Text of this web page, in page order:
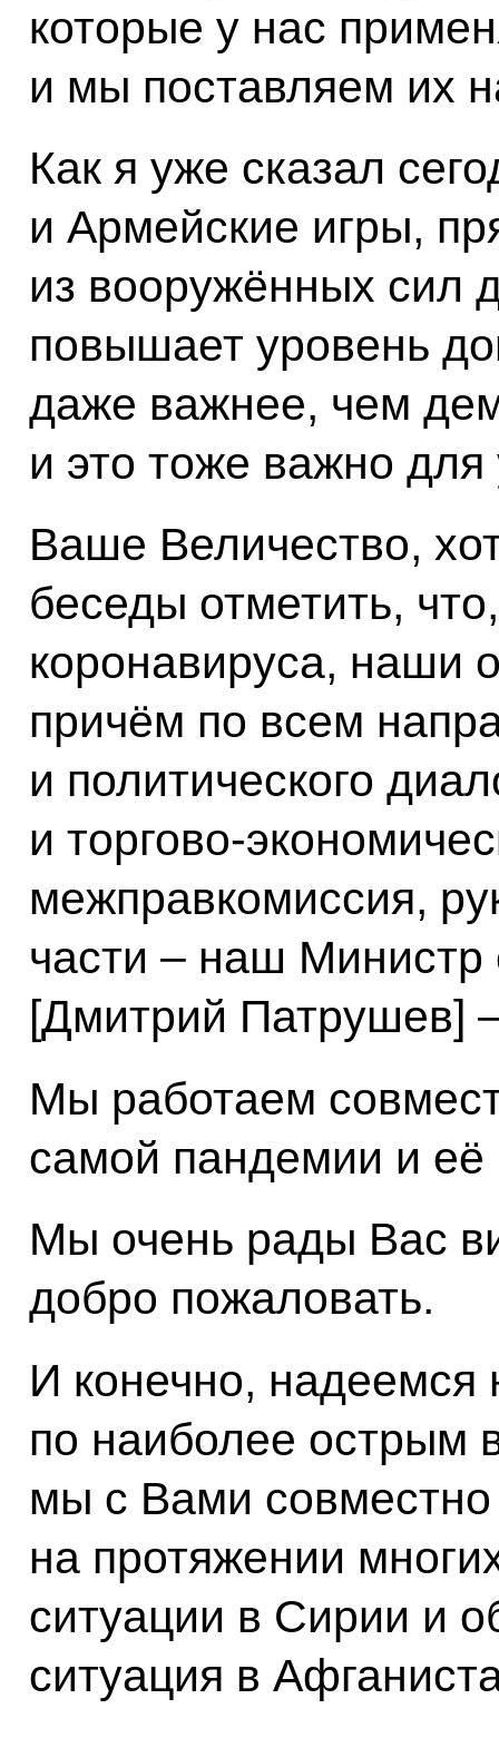
которые у нас
и мы поставляем их
Как я уже сказал
и Армейские игры,
из вооружённых сил
повышает уровень
даже важнее, чем
и это тоже важно для
Ваше Величество,
беседы отметить,
коронавируса, наши
причём по всем
и политического
и торгово-
межправкомиссия,
части – наш Министр
[Дмитрий Патрушев]
Мы работаем
самой пандемии и её
Мы очень рады Вас
добро пожаловать.
И конечно,
по наиболее острым
мы с Вами
на протяжении
ситуации в Сирии и
ситуация в